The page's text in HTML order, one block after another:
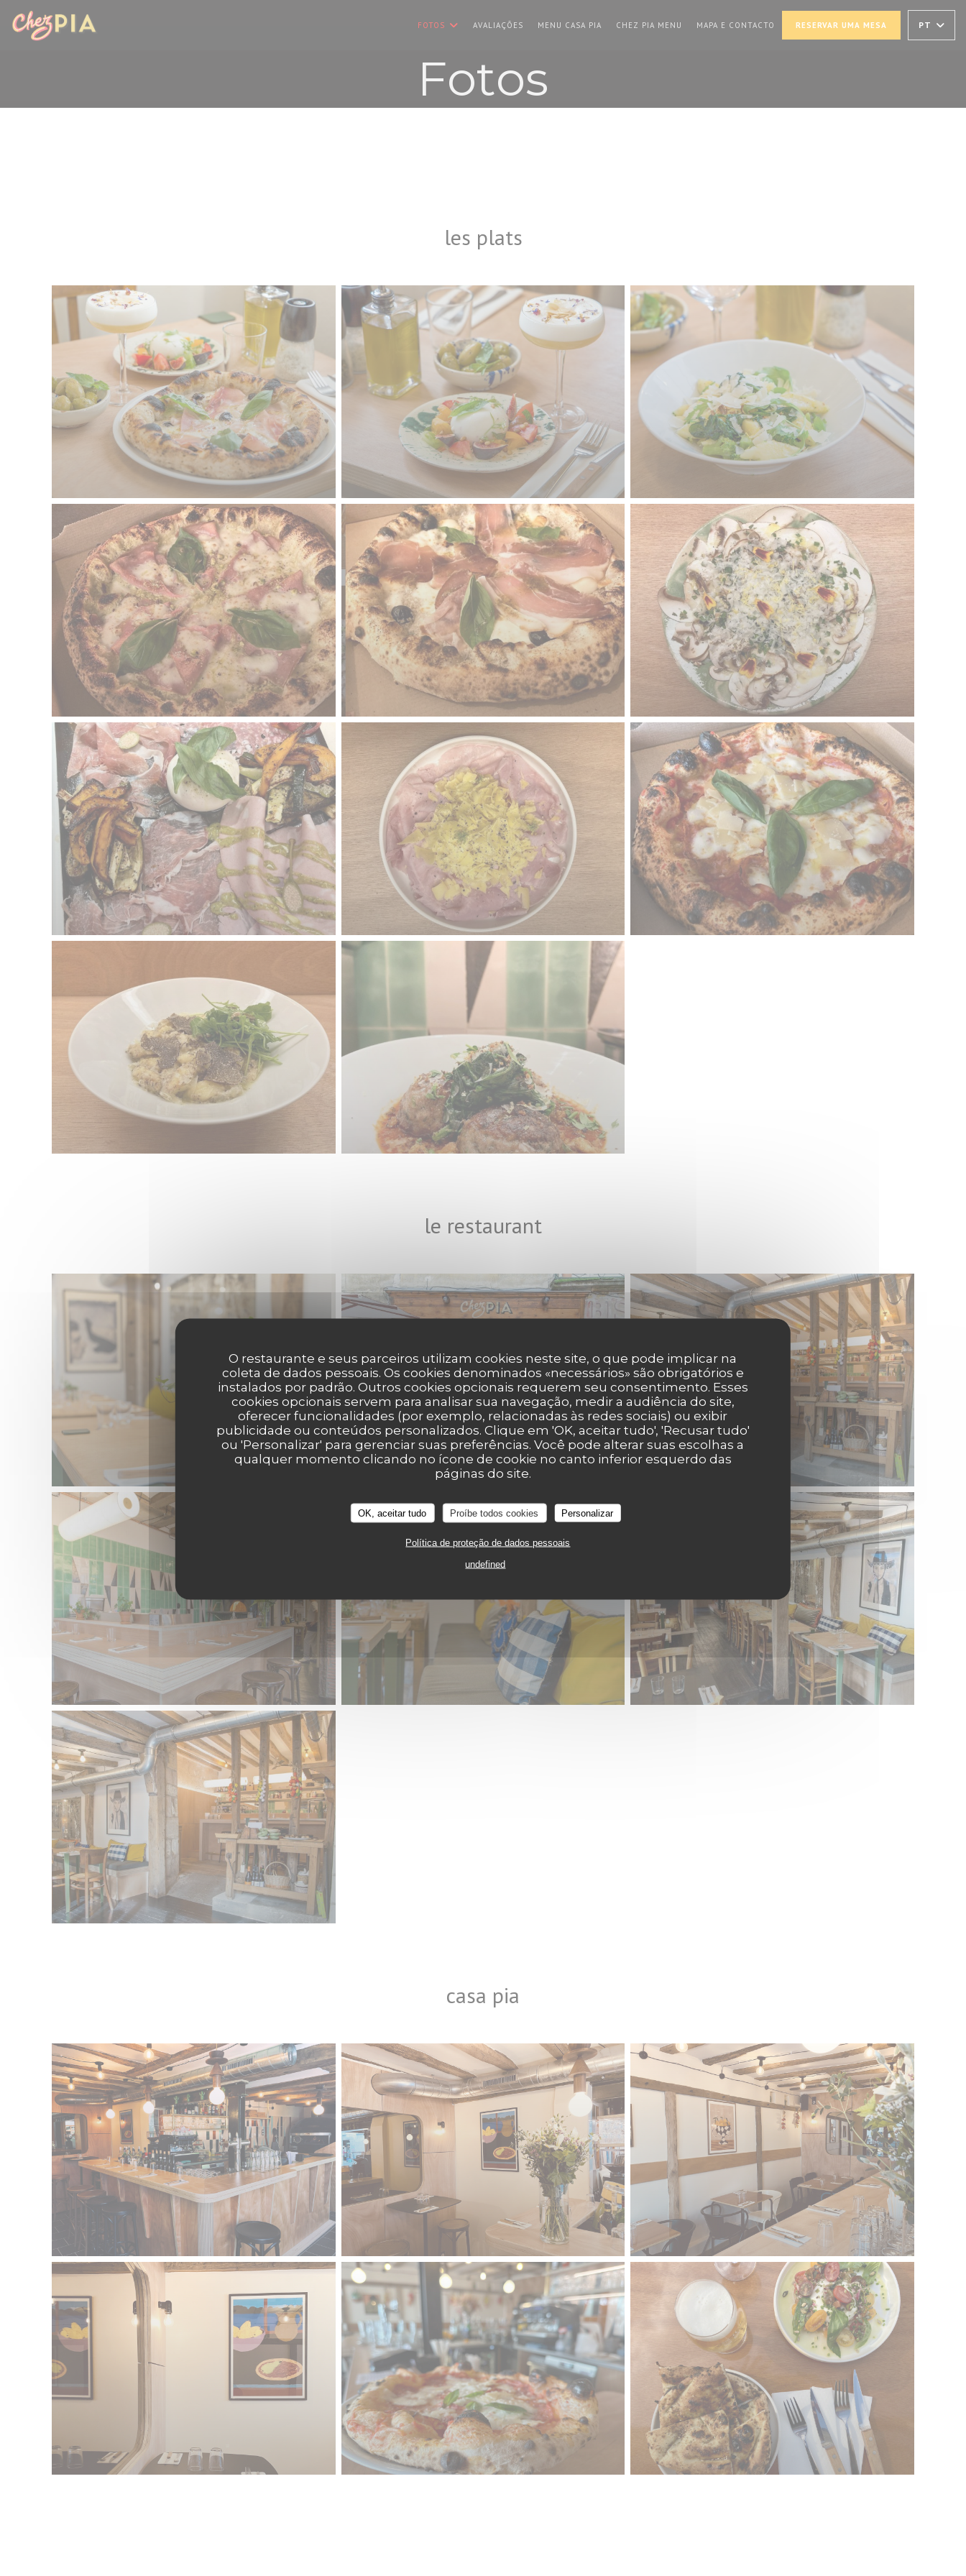
Painel de Gerenciamento de Cookies
O restaurante e seus parceiros utilizam cookies neste site, o que pode implicar na
coleta de dados pessoais. Os cookies denominados «necessários» são obrigatórios e
instalados por padrão. Outros cookies opcionais requerem seu consentimento. Esses
cookies opcionais servem para analisar sua navegação, medir a audiência do site,
oferecer funcionalidades (por exemplo, relacionadas às redes sociais) ou exibir
publicidade ou conteúdos personalizados. Clique em 'OK, aceitar tudo', 'Recusar tudo'
ou 'Personalizar' para gerenciar suas preferências. Você pode alterar suas escolhas a
qualquer momento clicando no ícone de cookie no canto inferior esquerdo das
páginas do site.
OK, aceitar tudo Proíbe todos cookies Personalizar
Política de proteção de dados pessoais
undefined
FOTOS AVALIAÇÕES MENU CASA PIA ((ABRE NUMA NOVA JANELA))
CHEZ PIA MENU ((ABRE NUMA NOVA JANELA))
MAPA E CONTACTO RESERVAR UMA MESA PT
Fotos
les plats
le restaurant
casa pia